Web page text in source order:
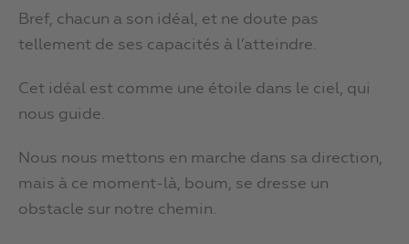
Bref, chacun a son idéal, et ne doute pas
tellement de ses capacités à l’atteindre.
Cet idéal est comme une étoile dans le ciel, qui
nous guide.
Nous nous mettons en marche dans sa direction,
mais à ce moment-là, boum, se dresse un
obstacle sur notre chemin.